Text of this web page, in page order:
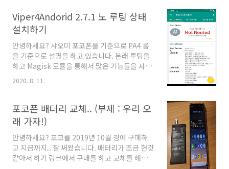
습니다. 생각보다 핏이 ..
2. 음악 출력 선택 가능 상단바에 음악이 재생되
고 있으면, 출력 부분이 활성화 되어 선택이 가능
합니다. 3. 전원 메뉴 퀵 액세스 기능 전원 버튼을
꾹 누르면 나오는 퀵 액세스 쪽에 싸제 앱을 추가
할 수 있습니다. 이전에 홈 슬라이드를 통해서 볼
륨 다운 두번으로 커스텀 키 맵핑을 통해서 빠른
액세스를 하였으나, 이제 부터는 전원버튼을 누
르는 것만으로도 상기와 같이 빠른 IOT 장비 컨
Viper4Andorid 2.7.1 노 루팅 상태
설치하기
안녕하세요? 샤오미 포코폰을 기준으로 PA4 롬
을 기준으로 설명을 하고 있습니다. 본래 루팅을
하고 Magisk 모듈을 통해서 많은 기능들을 사용
하고 있었는데요. 루팅감지 때문에 어쩔 수 없이
사용을 하지 않게 되었습니다. 그런데
하지 않고 설치를 할 수 있는 방법이 없나 찾아보
게 되었습니다. 1. 필요한 파일 다운받기 하기 파
일들은 검색하면 나오는 부분이기 때문에 꼭 제
링크에서 받지 않으셔도 됩니다. 1)
Viper4Android rootless Driver
http://download.djjproject.com/pocophone/addons/v4afx-
2020. 8. 11.
포코폰 배터리 교체.. (부제 : 우리 오
래 가자!)
안녕하세요? 포코를 2019년 10월 경에 구매하
고 지금까지.. 잘 써왔습니다. 배터리가 조금 헌것
같아서 하기 링크에서 구매를 하고 교체를 해보